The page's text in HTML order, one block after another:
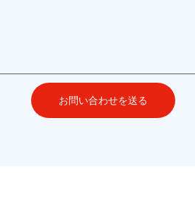
お問い合わせを送る